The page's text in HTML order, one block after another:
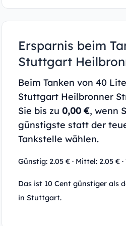
Ersparnis beim
Stuttgart
Beim Tanken von 40
Stuttgart Heilbronner
Sie bis zu 0,00 €, wenn
günstigste statt der
Tankstelle wählen.
Günstig: 2.05 € · Mittel: 2.05 € ·
Das ist 10 Cent günstiger als
in Stuttgart.